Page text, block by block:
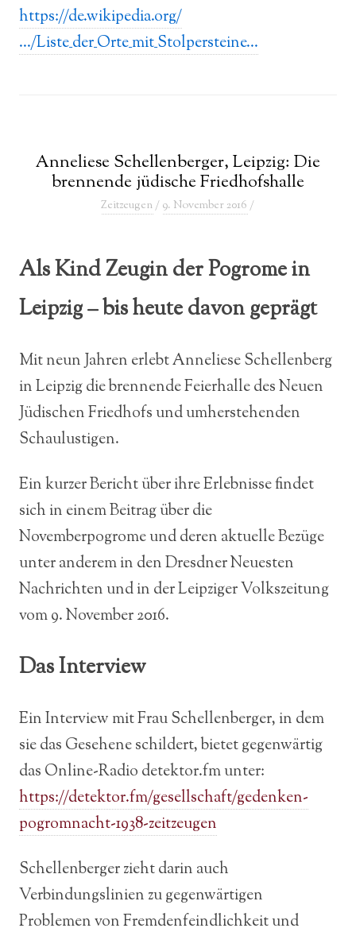
https://de.wikipedia.org/
…/Liste_der_Orte_mit_Stolpersteine…
Anneliese Schellenberger, Leipzig: Die
brennende jüdische Friedhofshalle
Zeitzeugen/ 9. November 2016 /
Als Kind Zeugin der Pogrome in
Leipzig – bis heute davon geprägt
Mit neun Jahren erlebt Anneliese Schellenberg
in Leipzig die brennende Feierhalle des Neuen
Jüdischen Friedhofs und umherstehenden
Schaulustigen.
Ein kurzer Bericht über ihre Erlebnisse findet
sich in einem Beitrag über die
Novemberpogrome und deren aktuelle Bezüge
unter anderem in den Dresdner Neuesten
Nachrichten und in der Leipziger Volkszeitung
vom 9. November 2016.
Das Interview
Ein Interview mit Frau Schellenberger, in dem
sie das Gesehene schildert, bietet gegenwärtig
das Online-Radio detektor.fm unter:
https://detektor.fm/gesellschaft/gedenken-
pogromnacht-1938-zeitzeugen
Schellenberger zieht darin auch
Verbindungslinien zu gegenwärtigen
Problemen von Fremdenfeindlichkeit und